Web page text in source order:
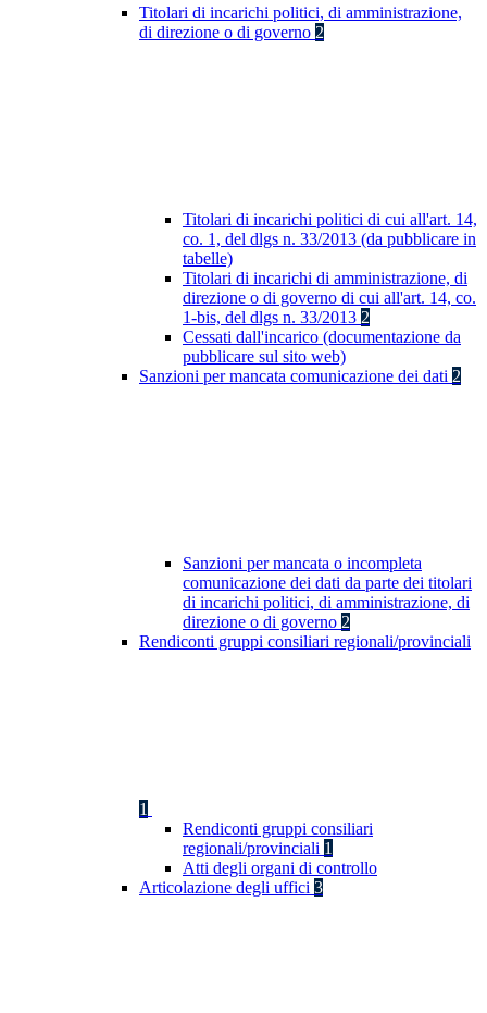
Titolari di incarichi politici, di amministrazione,
di direzione o di governo 2
Titolari di incarichi politici di cui all'art. 14,
co. 1, del dlgs n. 33/2013 (da pubblicare in
tabelle)
Titolari di incarichi di amministrazione, di
direzione o di governo di cui all'art. 14, co.
1-bis, del dlgs n. 33/2013 2
Cessati dall'incarico (documentazione da
pubblicare sul sito web)
Sanzioni per mancata comunicazione dei dati 2
Sanzioni per mancata o incompleta
comunicazione dei dati da parte dei titolari
di incarichi politici, di amministrazione, di
direzione o di governo 2
Rendiconti gruppi consiliari regionali/provinciali
1
Rendiconti gruppi consiliari
regionali/provinciali 1
Atti degli organi di controllo
Articolazione degli uffici 3